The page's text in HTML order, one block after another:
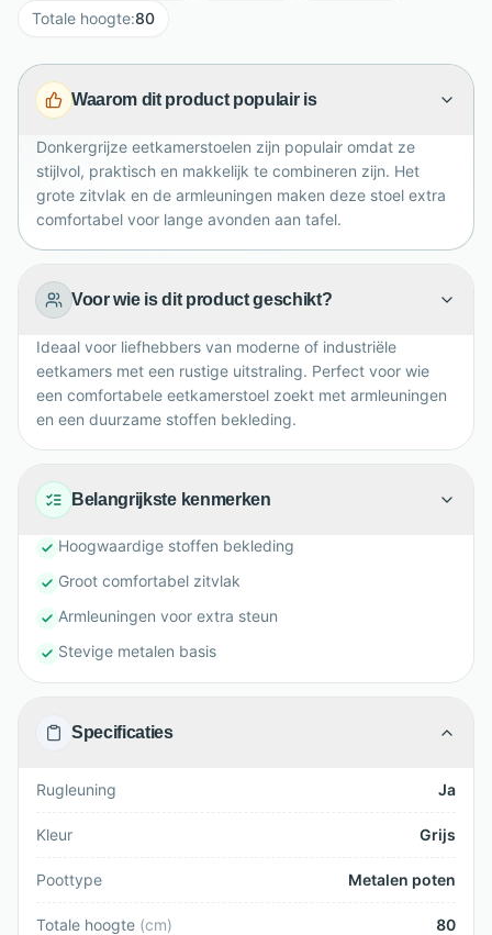
D59 x H80 cm past deze eetkamerstoel mooi aan
praktisch en eenvoudig te combineren met moderne,
Scandinavische of industriële interieurs. Een
gezellige diners.
Totale hoogte:80
Waarom dit product populair is
Donkergrijze eetkamerstoelen zijn populair omdat ze
stijlvol, praktisch en makkelijk te combineren zijn. Het
grote zitvlak en de armleuningen maken deze stoel extra
comfortabel voor lange avonden aan tafel.
Voor wie is dit product geschikt?
Ideaal voor liefhebbers van moderne of industriële
eetkamers met een rustige uitstraling. Perfect voor wie
een comfortabele eetkamerstoel zoekt met armleuningen
en een duurzame stoffen bekleding.
Belangrijkste kenmerken
Hoogwaardige stoffen bekleding
Groot comfortabel zitvlak
Armleuningen voor extra steun
Stevige metalen basis
Specificaties
Rugleuning Ja
Kleur Grijs
Poottype Metalen poten
Totale hoogte (cm) 80